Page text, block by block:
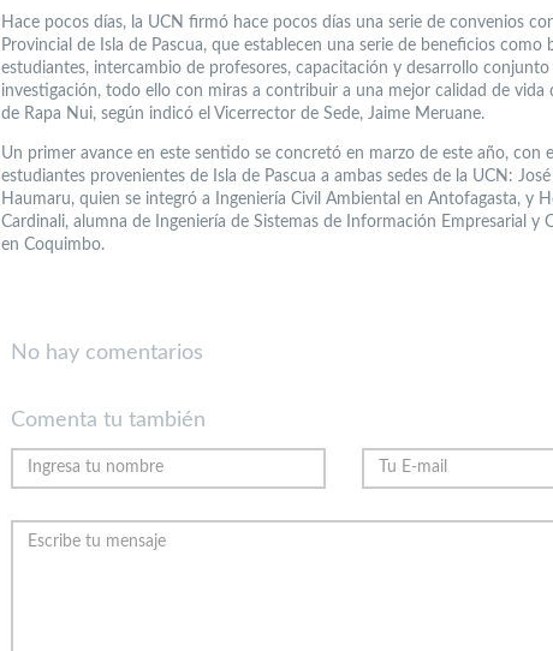
Hace pocos días, la UCN firmó hace pocos días una serie de convenios
Provincial de Isla de Pascua, que establecen una serie de beneficios como
estudiantes, intercambio de profesores, capacitación y desarrollo
investigación, todo ello con miras a contribuir a una mejor calidad de vida
de Rapa Nui, según indicó el Vicerrector de Sede, Jaime Meruane.
Un primer avance en este sentido se concretó en marzo de este año, con
estudiantes provenientes de Isla de Pascua a ambas sedes de la UCN:
Haumaru, quien se integró a Ingeniería Civil Ambiental en Antofagasta, y
Cardinali, alumna de Ingeniería de Sistemas de Información Empresarial y
en Coquimbo.
No hay comentarios
Comenta tu también